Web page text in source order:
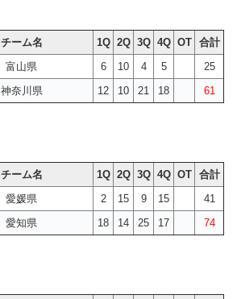
チーム名 1Q 2Q 3Q 4Q OT
合計
富山県 6 10 4 5
25
神奈川県
12 10 21 18 61
チーム名 1Q 2Q 3Q 4Q OT
合計
愛媛県 2 15 9 15
41
愛知県
18 14 25 17 74